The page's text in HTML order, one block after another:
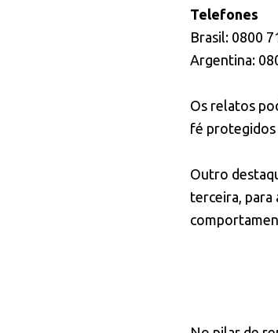
Telefones
Brasil: 0800
Argentina:
Os relatos
fé protegidos
Outro
terceira, para